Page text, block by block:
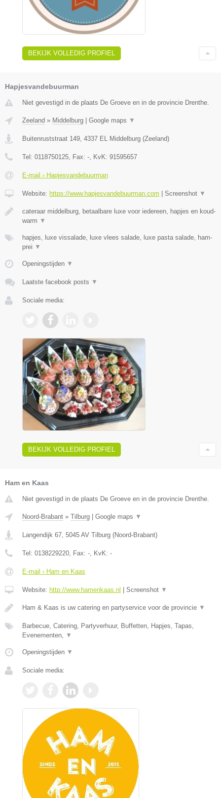
BEKIJK VOLLEDIG PROFIEL
Hapjesvandebuurman
Niet gevestigd in de plaats De Groeve en in de provincie Drenthe.
Zeeland » Middelburg Google maps ▼
Buitenruststraat 149, 4337 EL Middelburg (Zeeland)
Tel: 0118750125, Fax: -, KvK: 91595657
E-mail › Hapjesvandebuurman
Website: https://www.hapjesvandebuurman.com Screenshot ▼
cateraar middelburg, betaalbare luxe voor iedereen, hapjes en koud-
warm ▼
hapjes, luxe vissalade, luxe vlees salade, luxe pasta salade, ham-
prei ▼
Openingstijden ▼
Laatste facebook posts ▼
Sociale media:
BEKIJK VOLLEDIG PROFIEL
Ham en Kaas
Niet gevestigd in de plaats De Groeve en in de provincie Drenthe.
Noord-Brabant » Tilburg Google maps ▼
Langendijk 67, 5045 AV Tilburg (Noord-Brabant)
Tel: 0138229220, Fax: -, KvK: -
E-mail › Ham en Kaas
Website: http://www.hamenkaas.nl Screenshot ▼
Ham & Kaas is uw catering en partyservice voor de provincie ▼
Barbecue, Catering, Partyverhuur, Buffetten, Hapjes, Tapas,
Evenementen, ▼
Openingstijden ▼
Sociale media: